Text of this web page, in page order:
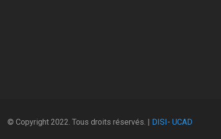
© Copyright 2022. Tous droits réservés. | DISI- UCAD